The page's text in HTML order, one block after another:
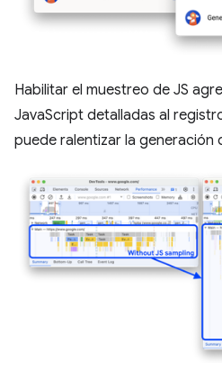
Habilitar el muestreo de JS
JavaScript detalladas al
puede ralentizar la generación